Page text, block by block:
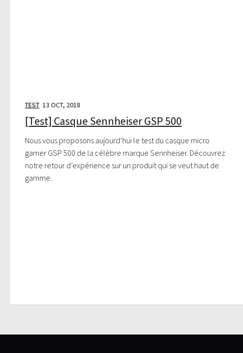
TEST 13 OCT, 2018
[Test] Casque Sennheiser GSP 500
Nous vous proposons aujourd’hui le test du casque micro
gamer GSP 500 de la célèbre marque Sennheiser. Découvrez
notre retour d’expérience sur un produit qui se veut haut de
gamme.